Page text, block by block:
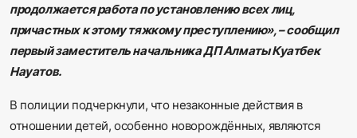
продолжается работа по установлению всех лиц,
причастных к этому тяжкому преступлению», – сообщил
первый заместитель начальника ДП Алматы Куатбек
Науатов.
В полиции подчеркнули, что незаконные действия в
отношении детей, особенно новорождённых, являются